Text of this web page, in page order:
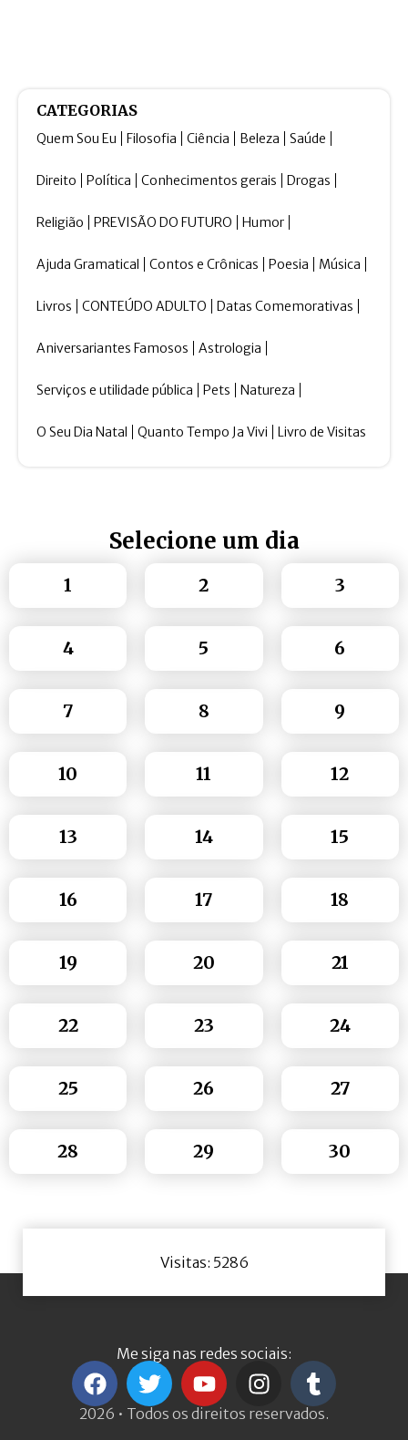
CATEGORIAS
Quem Sou Eu Filosofia Ciência Beleza Saúde
Direito Política Conhecimentos gerais Drogas
Religião PREVISÃO DO FUTURO Humor
Ajuda Gramatical Contos e Crônicas Poesia Música
Livros CONTEÚDO ADULTO Datas Comemorativas
Aniversariantes Famosos Astrologia
Serviços e utilidade pública Pets Natureza
O Seu Dia Natal Quanto Tempo Ja Vivi Livro de Visitas
Selecione um dia
1 2 3
4 5 6
7 8 9
10 11 12
13 14 15
16 17 18
19 20 21
22 23 24
25 26 27
28 29 30
Visitas: 5286
Me siga nas redes sociais:
2026 • Todos os direitos reservados.